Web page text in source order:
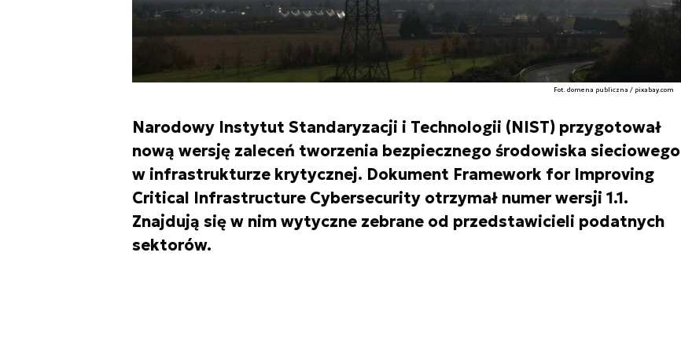
Fot. domena publiczna / pixabay.com
Narodowy Instytut Standaryzacji i Technologii (NIST) przygotował
nową wersję zaleceń tworzenia bezpiecznego środowiska sieciowego
w infrastrukturze krytycznej. Dokument Framework for Improving
Critical Infrastructure Cybersecurity otrzymał numer wersji 1.1.
Znajdują się w nim wytyczne zebrane od przedstawicieli podatnych
sektorów.